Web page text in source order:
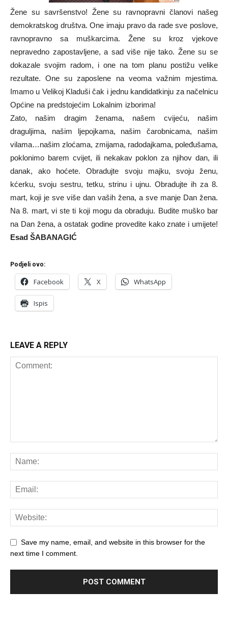
Žene su savršenstvo! Žene su ravnopravni članovi našeg
demokratskog društva. One imaju pravo da rade sve poslove,
ravnopravno sa muškarcima. Žene su kroz vjekove
nepravedno zapostavljene, a sad više nije tako. Žene su se
dokazale svojim radom, i one na tom planu postižu velike
rezultate. One su zaposlene na veoma važnim mjestima.
Imamo u Velikoj Kladuši čak i jednu kandidatkinju za načelnicu
Općine na predstojećim Lokalnim izborima!
Zato, našim dragim ženama, našem cvijeću, našim
draguljima, našim ljepojkama, našim čarobnicama, našim
vilama…našim zloćama, zmijama, radodajkama, poleđušama,
poklonimo barem cvijet, ili nekakav poklon za njihov dan, ili
danak, ako hoćete. Obradujte svoju majku, svoju ženu,
kćerku, svoju sestru, tetku, strinu i ujnu. Obradujte ih za 8.
mart, koji je sve više dan vaših žena, a sve manje Dan žena.
Na 8. mart, vi ste ti koji mogu da obraduju. Budite muško bar
na Dan žena, a ostatak godine provedite kako znate i umijete!
Esad ŠABANAGIĆ
Podjeli ovo:
Facebook X WhatsApp
Ispis
LEAVE A REPLY
Save my name, email, and website in this browser for the
next time I comment.